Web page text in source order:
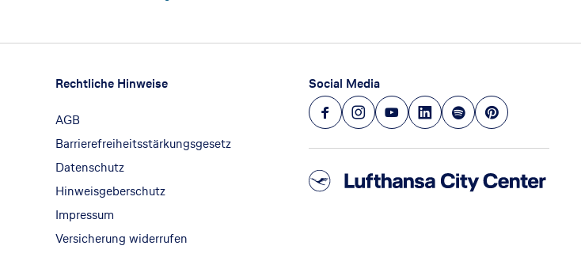
Rechtliche Hinweise
AGB
Barrierefreiheitsstärkungsgesetz
Datenschutz
Hinweisgeberschutz
Impressum
Versicherung widerrufen
Social Media